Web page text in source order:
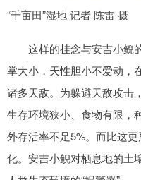
“千亩田”湿地 记者 陈雷 摄
这样的挂念与安吉小鲵
掌大小，天性胆小不爱动，
诸多天敌。为躲避天敌攻击
生存环境狭小、食物有限，
外存活率不足5%。而比这
化。安吉小鲵对栖息地的土